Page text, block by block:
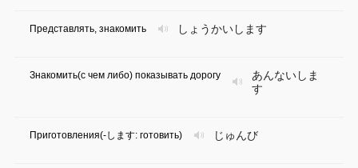
しょうかいします
Представлять, знакомить
あんないしま
す
Знакомить(с чем либо) показывать дорогу
じゅんび
Приготовления(-します: готовить)